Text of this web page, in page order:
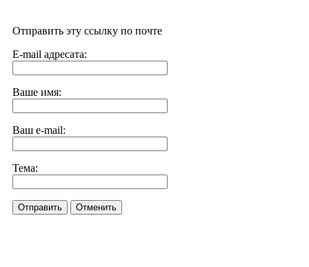
Отправить эту ссылку по почте
E-mail адресата:
Ваше имя:
Ваш e-mail:
Тема:
Отправить Отменить